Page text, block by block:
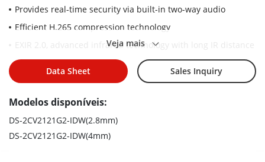
Provides real-time security via built-in two-way audio
Efficient H.265 compression technology
EXIR 2.0, advanced infrared technology with long IR distance
Water and dust resistant (IP66)
Built-in memory card slot, support
(W) version models support mobile monitoring via Hik-
Connect
Veja mais
Data Sheet Sales Inquiry
Modelos disponíveis:
DS-2CV2121G2-IDW(2.8mm)
DS-2CV2121G2-IDW(4mm)